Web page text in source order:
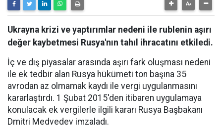
Ukrayna krizi ve yaptırımlar nedeni ile rublenin aşırı
değer kaybetmesi Rusya'nın tahıl ihracatını etkiledi.
İç ve dış piyasalar arasında aşırı fark oluşması nedeni
ile ek tedbir alan Rusya hükümeti ton başına 35
avrodan az olmamak kaydı ile vergi uygulanmasını
kararlaştırdı. 1 Şubat 2015'den itibaren uygulamaya
konulacak ek vergilerle ilgili kararı Rusya Başbakanı
Dmitri Medvedev imzaladı.